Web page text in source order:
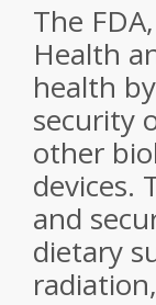
The
Health
health
security
other
devices.
and
dietary